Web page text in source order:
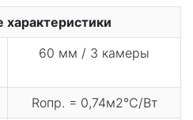
характеристики
60 мм / 3 камеры
Rопр. = 0,74м2°С/Вт